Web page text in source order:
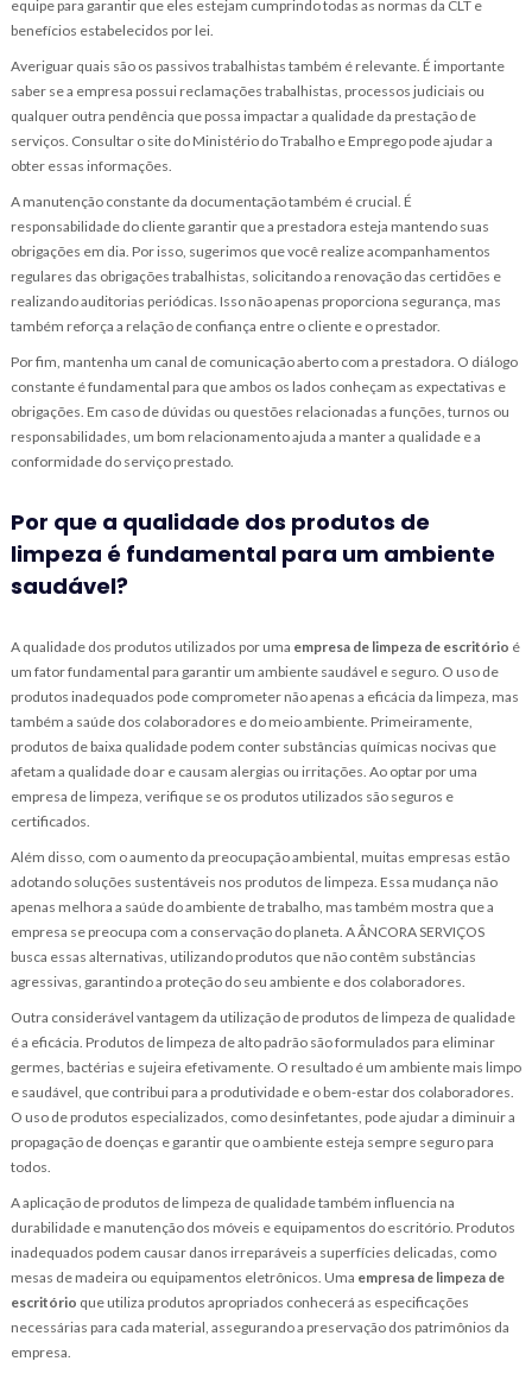
equipe para garantir que eles estejam cumprindo todas as normas da CLT e
benefícios estabelecidos por lei.
Averiguar quais são os passivos trabalhistas também é relevante. É importante
saber se a empresa possui reclamações trabalhistas, processos judiciais ou
qualquer outra pendência que possa impactar a qualidade da prestação de
serviços. Consultar o site do Ministério do Trabalho e Emprego pode ajudar a
obter essas informações.
A manutenção constante da documentação também é crucial. É
responsabilidade do cliente garantir que a prestadora esteja mantendo suas
obrigações em dia. Por isso, sugerimos que você realize acompanhamentos
regulares das obrigações trabalhistas, solicitando a renovação das certidões e
realizando auditorias periódicas. Isso não apenas proporciona segurança, mas
também reforça a relação de confiança entre o cliente e o prestador.
Por fim, mantenha um canal de comunicação aberto com a prestadora. O diálogo
constante é fundamental para que ambos os lados conheçam as expectativas e
obrigações. Em caso de dúvidas ou questões relacionadas a funções, turnos ou
responsabilidades, um bom relacionamento ajuda a manter a qualidade e a
conformidade do serviço prestado.
Por que a qualidade dos produtos de
limpeza é fundamental para um ambiente
saudável?
A qualidade dos produtos utilizados por uma empresa de limpeza de escritório é
um fator fundamental para garantir um ambiente saudável e seguro. O uso de
produtos inadequados pode comprometer não apenas a eficácia da limpeza, mas
também a saúde dos colaboradores e do meio ambiente. Primeiramente,
produtos de baixa qualidade podem conter substâncias químicas nocivas que
afetam a qualidade do ar e causam alergias ou irritações. Ao optar por uma
empresa de limpeza, verifique se os produtos utilizados são seguros e
certificados.
Além disso, com o aumento da preocupação ambiental, muitas empresas estão
adotando soluções sustentáveis nos produtos de limpeza. Essa mudança não
apenas melhora a saúde do ambiente de trabalho, mas também mostra que a
empresa se preocupa com a conservação do planeta. A ÂNCORA SERVIÇOS
busca essas alternativas, utilizando produtos que não contêm substâncias
agressivas, garantindo a proteção do seu ambiente e dos colaboradores.
Outra considerável vantagem da utilização de produtos de limpeza de qualidade
é a eficácia. Produtos de limpeza de alto padrão são formulados para eliminar
germes, bactérias e sujeira efetivamente. O resultado é um ambiente mais limpo
e saudável, que contribui para a produtividade e o bem-estar dos colaboradores.
O uso de produtos especializados, como desinfetantes, pode ajudar a diminuir a
propagação de doenças e garantir que o ambiente esteja sempre seguro para
todos.
A aplicação de produtos de limpeza de qualidade também influencia na
durabilidade e manutenção dos móveis e equipamentos do escritório. Produtos
inadequados podem causar danos irreparáveis a superfícies delicadas, como
mesas de madeira ou equipamentos eletrônicos. Uma empresa de limpeza de
escritório que utiliza produtos apropriados conhecerá as especificações
necessárias para cada material, assegurando a preservação dos patrimônios da
empresa.